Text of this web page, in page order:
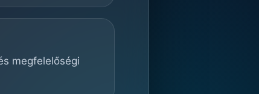
megfelelőségi